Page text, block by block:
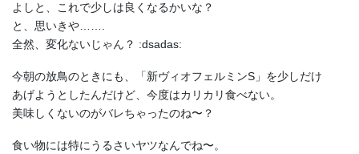
よしと、これで少しは良くなるかいな？
と、思いきや…….
全然、変化ないじゃん？ :dsadas:
今朝の放鳥のときにも、「新ヴィオフェルミンS」を少しだけ
あげようとしたんだけど、今度はカリカリ食べない。
美味しくないのがバレちゃったのね〜？
食い物には特にうるさいヤツなんでね〜。